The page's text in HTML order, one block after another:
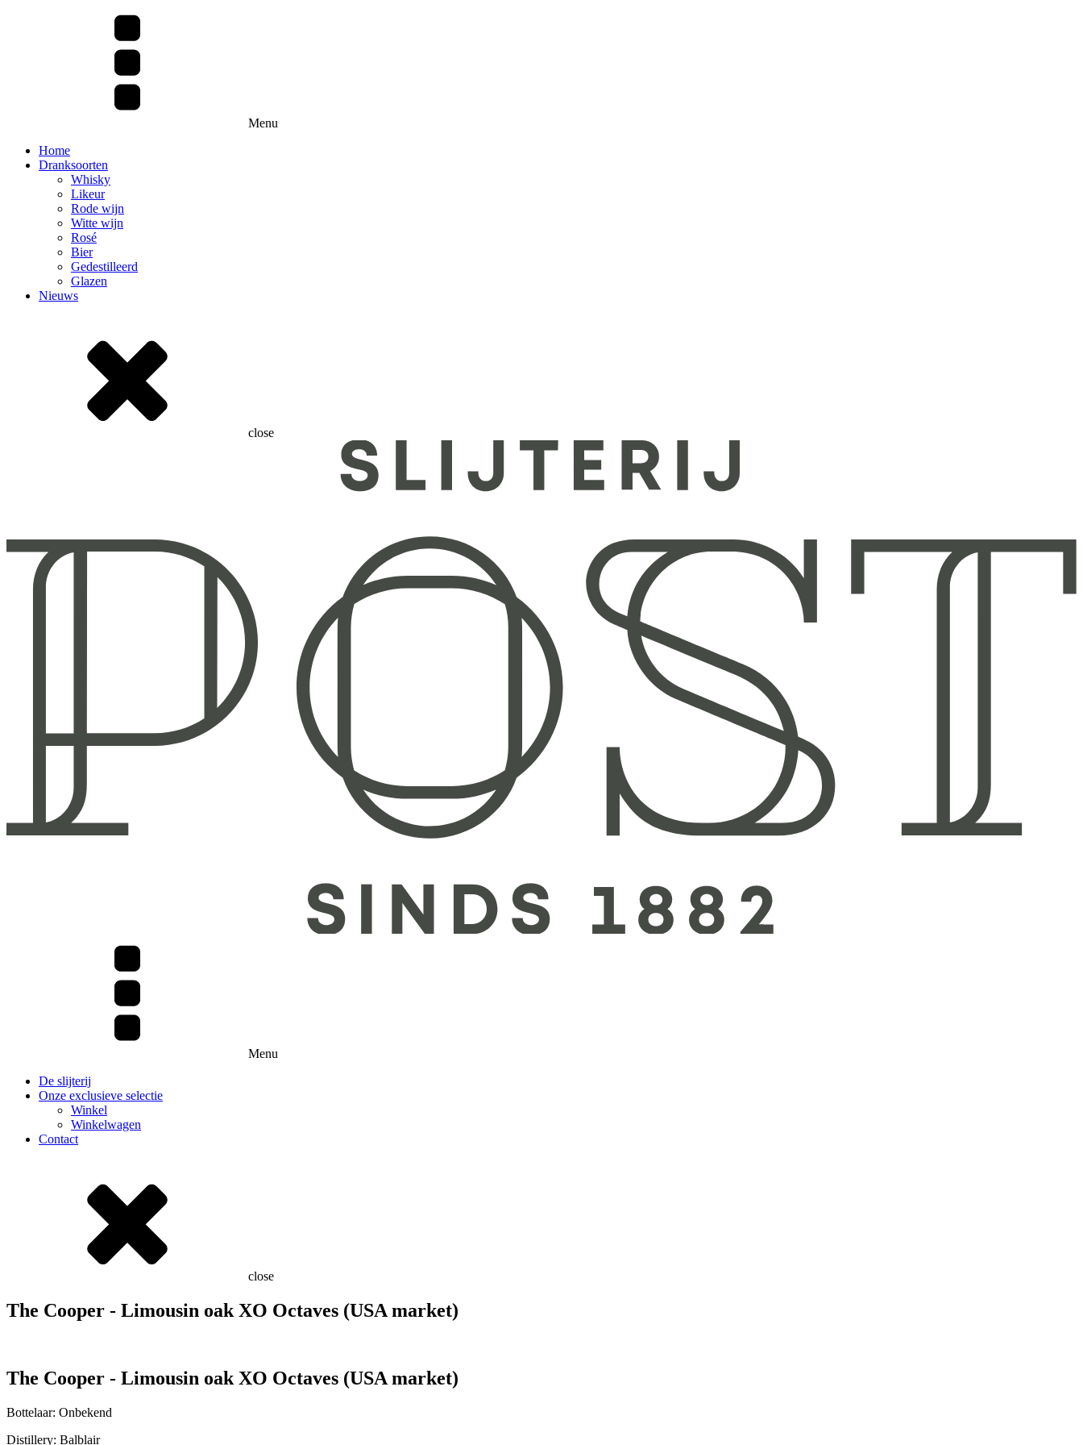
Menu
Home
Dranksoorten
Whisky
Likeur
Rode wijn
Witte wijn
Rosé
Bier
Gedestilleerd
Glazen
Nieuws
close
Menu
De slijterij
Onze exclusieve selectie
Winkel
Winkelwagen
Contact
close
The Cooper - Limousin oak XO Octaves (USA market)
The Cooper - Limousin oak XO Octaves (USA market)
Bottelaar: Onbekend
Distillery: Balblair